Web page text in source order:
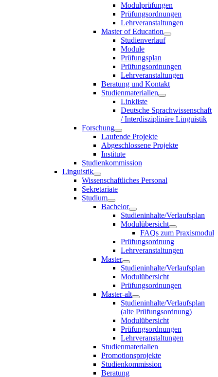
Modulprüfungen
Prüfungsordnungen
Lehrveranstaltungen
Master of Education
Studienverlauf
Module
Prüfungsplan
Prüfungsordnungen
Lehrveranstaltungen
Beratung und Kontakt
Studienmaterialien
Linkliste
Deutsche Sprachwissenschaft
/ Interdisziplinäre Linguistik
Forschung
Laufende Projekte
Abgeschlossene Projekte
Institute
Studienkommission
Linguistik
Wissenschaftliches Personal
Sekretariate
Studium
Bachelor
Studieninhalte/Verlaufsplan
Modulübersicht
FAQs zum Praxismodul
Prüfungsordnung
Lehrveranstaltungen
Master
Studieninhalte/Verlaufsplan
Modulübersicht
Prüfungsordnungen
Master-alt
Studieninhalte/Verlaufsplan
(alte Prüfungsordnung)
Modulübersicht
Prüfungsordnungen
Lehrveranstaltungen
Studienmaterialien
Promotionsprojekte
Studienkommission
Beratung